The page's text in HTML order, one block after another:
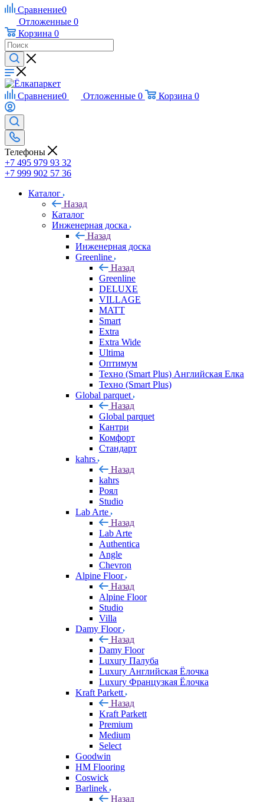
Сравнение0
Отложенные 0
Корзина 0
Сравнение0 Отложенные 0 Корзина 0
Телефоны
+7 495 979 93 32
+7 999 902 57 36
Каталог
Назад
Каталог
Инженерная доска
Назад
Инженерная доска
Greenline
Назад
Greenline
DELUXE
VILLAGE
MATT
Smart
Extra
Extra Wide
Ultima
Оптимум
Техно (Smart Plus) Английская Елка
Техно (Smart Plus)
Global parquet
Назад
Global parquet
Кантри
Комфорт
Стандарт
kahrs
Назад
kahrs
Роял
Studio
Lab Arte
Назад
Lab Arte
Authentica
Angle
Chevron
Alpine Floor
Назад
Alpine Floor
Studio
Villa
Damy Floor
Назад
Damy Floor
Luxury Палуба
Luxury Английская Ёлочка
Luxury Французкая Ёлочка
Kraft Parkett
Назад
Kraft Parkett
Premium
Medium
Select
Goodwin
HM Flooring
Coswick
Barlinek
Назад